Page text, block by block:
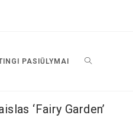
PASIŪLYMAI
‘Fairy Garden’